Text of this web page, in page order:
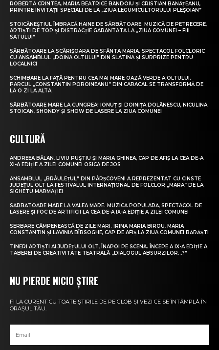
ROBERTA CRINTEA, MARIA BEATRICE BĂNDOIU ȘI CRISTIAN BĂNĂȚEANU,
PRINTRE INVITAȚII SPECIALI DE LA „ZIUA LEGUMICULTORULUI PLEȘOIAN”
STOICĂNEȘTIUL ÎMBRACĂ HAINE DE SĂRBĂTOARE. MUZICĂ DE PETRECERE,
ARTIȘTI DE TOP ȘI DISTRACȚIE GARANTATĂ LA „ZIUA COMUNEI – FIII
SATULUI”
SĂRBĂTOARE LA SCĂRIȘOARA DE SFÂNTA MARIA. SPECTACOL FOLCLORIC
CU ANSAMBLUL „DOINA OLTULUI” DIN SLATINA ȘI SURPRIZE PENTRU
LOCALNICI
SCHIMBARE LA FAȚĂ PENTRU CEA MAI MARE OAZĂ VERDE A OLTULUI.
PARCUL „CONSTANTIN POROINEANU” DIN CARACAL SE TRANSFORMĂ DE
LA O ZI LA ALTA
SĂRBĂTOARE MARE LA CUNGREA! IONUȚ ȘI DOINIȚA DOLĂNESCU, NICULINA
STOICAN, SHONDY ȘI SHOW DE LASERE LA ZIUA COMUNEI
CULTURĂ
ANDREEA BĂLAN, LIVIU PUȘTIU ȘI MARIA GHINEA, CAP DE AFIȘ LA CEA DE-A
XI-A EDIȚIE A ZILEI COMUNEI OSICA DE JOS
ANSAMBLUL „BRÂULEȚUL” DIN PÂRȘCOVENI A REPREZENTAT CU CINSTE
JUDEȚUL OLT LA FESTIVALUL INTERNAȚIONAL DE FOLCLOR „MARA” DE LA
SIGHETU MARMAȚIEI
SĂRBĂTOARE MARE LA VALEA MARE. MUZICĂ POPULARĂ, SPECTACOL DE
LASERE ȘI FOC DE ARTIFICII LA CEA DE-A IX-A EDIȚIE A ZILEI COMUNEI
SERBARE CÂMPENEASCĂ DE ZILE MARI. IRINA MARIA BIROU, MARIA
CONSTANTIN ȘI LAVINIA BÎRSOGHE, CAP DE AFIȘ LA ZIUA COMUNEI BĂRĂȘTI
TINERI ARTIȘTI AI JUDEȚULUI OLT, ÎNAPOI PE SCENĂ. ÎNCEPE A IX-A EDIȚIE A
TABEREI DE CREATIVITATE TEATRALĂ „DIALOGUL ABSURZILOR…?”
NU PIERDE NICIO ȘTIRE
FI LA CURENT CU TOATE ȘTIRILE DE PE GLOB ȘI VEZI CE SE ÎNTÂMPLĂ ÎN
ORAȘUL TĂU.